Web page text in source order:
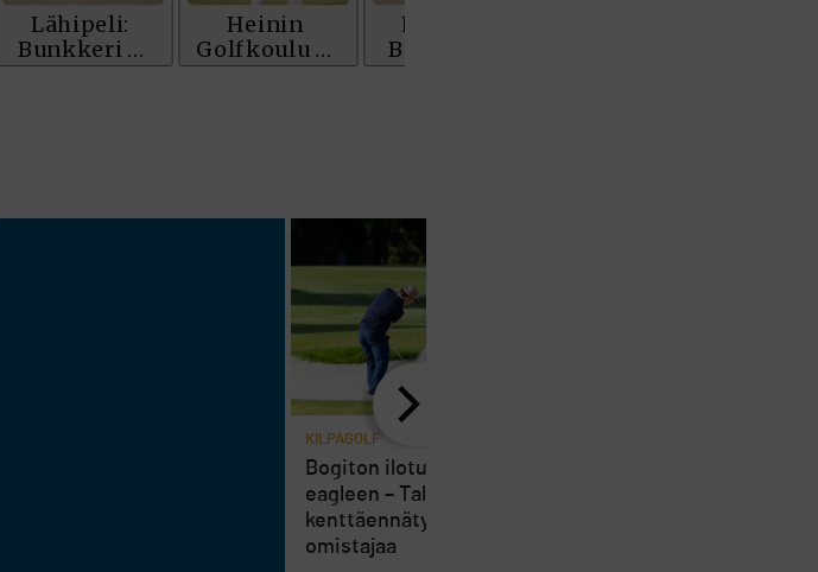
KILPAGOLF
Bogiton ilotulitus päättyi
eagleen – Talin
kenttäennätys vaihtoi
omistajaa